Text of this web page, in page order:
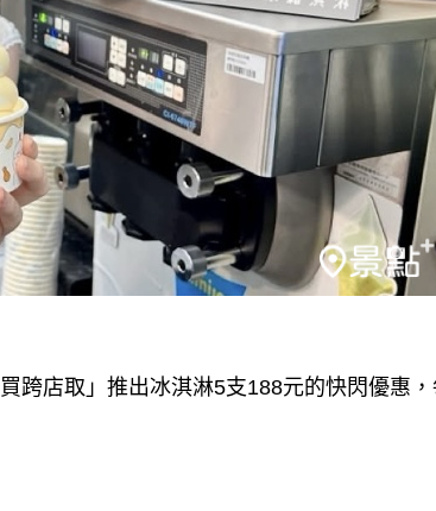
跨店取」推出冰淇淋5支188元的快閃優惠